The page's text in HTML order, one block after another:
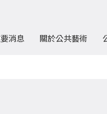
消息 關於公共藝術